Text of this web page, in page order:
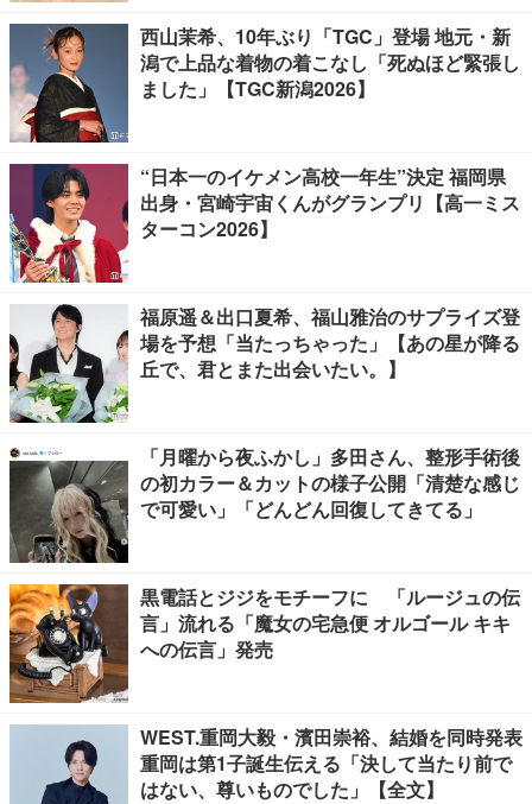
西山茉希、10年ぶり「TGC」登場 地元・新
潟で上品な着物の着こなし「死ぬほど緊張し
ました」【TGC新潟2026】
“日本一のイケメン高校一年生”決定 福岡県
出身・宮崎宇宙くんがグランプリ【高一ミス
ターコン2026】
福原遥＆出口夏希、福山雅治のサプライズ登
場を予想「当たっちゃった」【あの星が降る
丘で、君とまた出会いたい。】
「月曜から夜ふかし」多田さん、整形手術後
の初カラー＆カットの様子公開「清楚な感じ
で可愛い」「どんどん回復してきてる」
黒電話とジジをモチーフに 「ルージュの伝
言」流れる「魔女の宅急便 オルゴール キキ
への伝言」発売
WEST.重岡大毅・濱田崇裕、結婚を同時発表
重岡は第1子誕生伝える「決して当たり前で
はない、尊いものでした」【全文】